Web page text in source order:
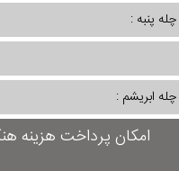
پنبه :
ابریشم :
امکان پرداخت هزینه